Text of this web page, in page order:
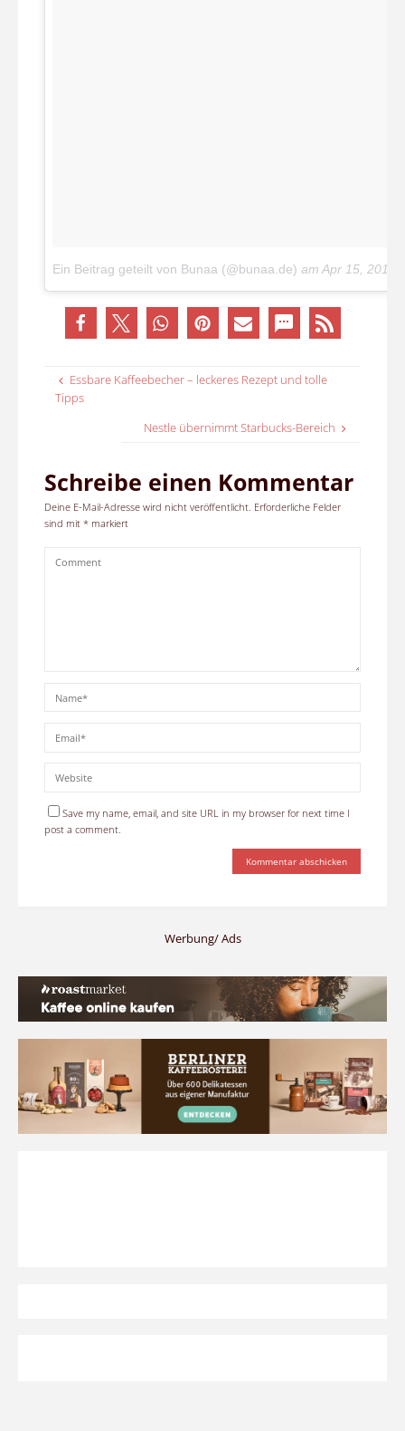
Ein Beitrag geteilt von Bunaa (@bunaa.de) am Apr 15, 2018
Essbare Kaffeebecher – leckeres Rezept und tolle
Tipps
Nestle übernimmt Starbucks-Bereich
Schreibe einen Kommentar
Deine E-Mail-Adresse wird nicht veröffentlicht. Erforderliche Felder
sind mit *markiert
Save my name, email, and site URL in my browser for next time I
post a comment.
Werbung/ Ads